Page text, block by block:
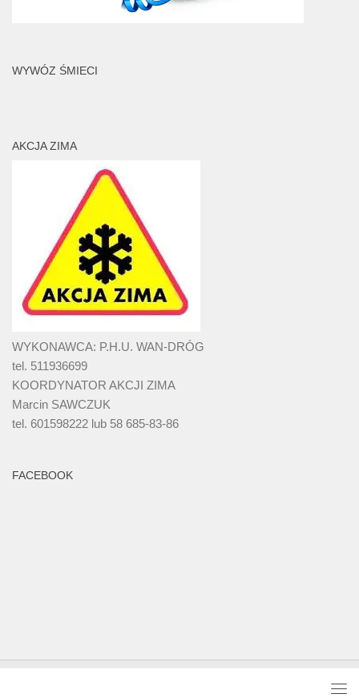
WYWÓZ ŚMIECI
AKCJA ZIMA
WYKONAWCA: P.H.U. WAN-DRÓG
tel. 511936699
KOORDYNATOR AKCJI ZIMA
Marcin SAWCZUK
tel. 601598222 lub 58 685-83-86
FACEBOOK